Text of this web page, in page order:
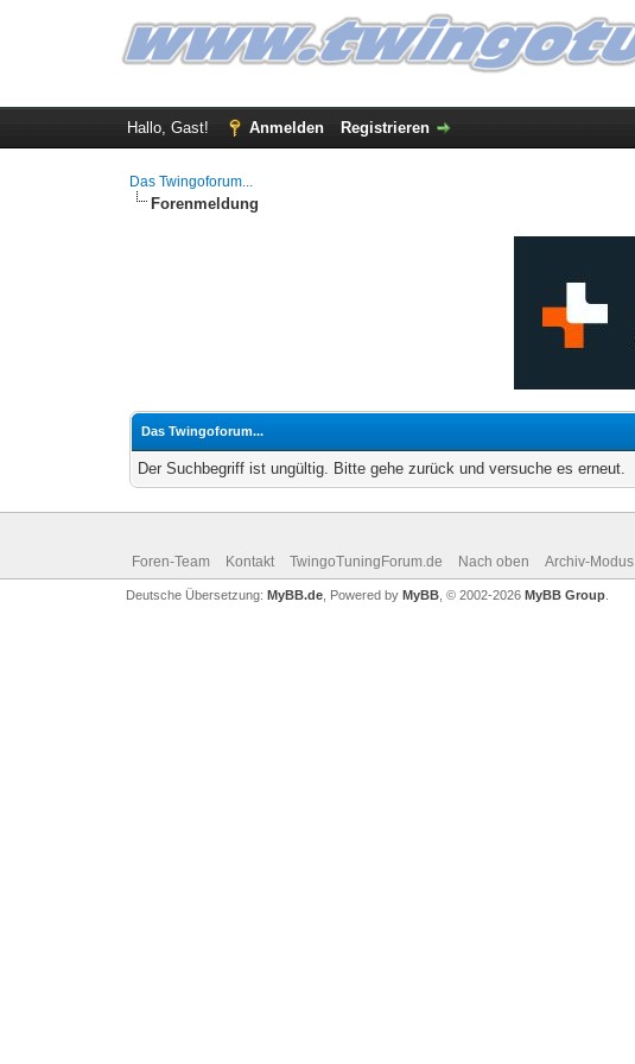
Hallo, Gast! Anmelden Registrieren
Das Twingoforum...
Forenmeldung
Das Twingoforum...
Der Suchbegriff ist ungültig. Bitte gehe zurück und versuche es erneut.
Foren-Team Kontakt TwingoTuningForum.de Nach oben Archiv-Modus
Deutsche Übersetzung: MyBB.de, Powered by MyBB, © 2002-2026 MyBB Group.